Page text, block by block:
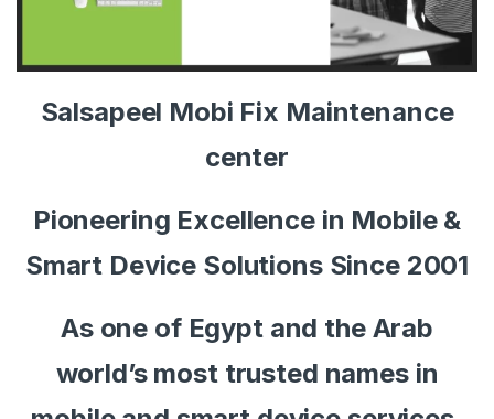
Salsapeel Mobi Fix Maintenance
center
Pioneering Excellence in Mobile &
Smart Device Solutions Since 2001
As one of Egypt and the Arab
world’s most trusted names in